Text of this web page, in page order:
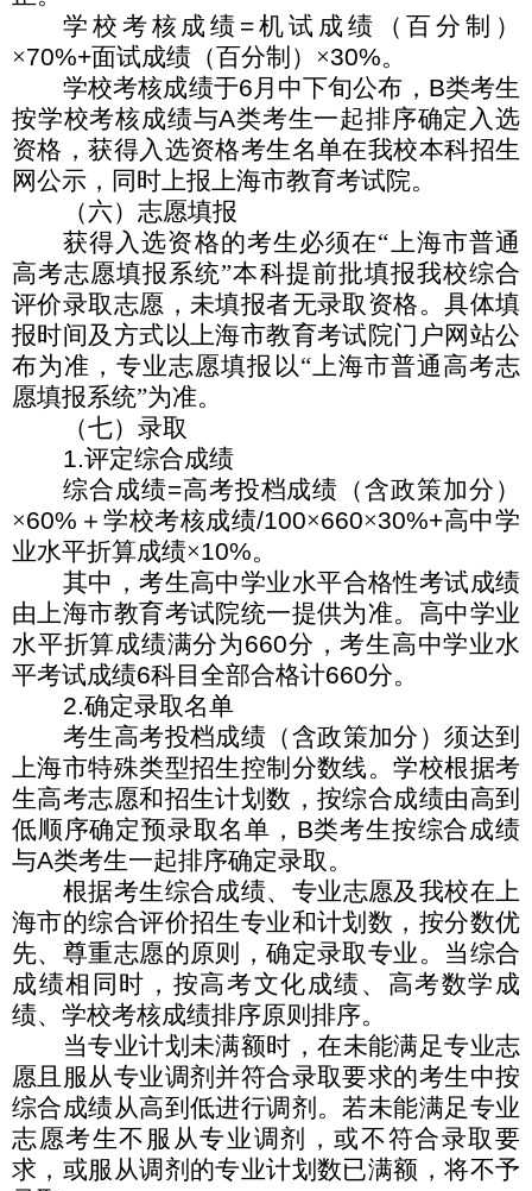
学校考核成绩 =机试成绩（百分制）
×70%+面试成绩（百分制）×30%。
学校考核成绩于6 月中下旬公布， B类考生
按学校考核成绩与A类考生一起排序确定入选
资格，获得入选资格考生名单在我校本科招生
网公示，同时上报上海市教育考试院。
（六）志愿填报
获得入选资格的考生必须在“上海市普通
高考志愿填报系统”本科提前批填报我校综合
评价录取志愿，未填报者无录取资格。具体填
报时间及方式以上海市教育考试院门户网站公
布为准，专业志愿填报以“上海市普通高考志
愿填报系统”为准。
（七）录取
1.评定综合成绩
综合成绩=高考投档成绩（含政策加分）
×60% ＋学校考核成绩/100×660×30%+高中学
业水平折算成绩×10%。
其中，考生高中学业水平合格性考试成绩
由上海市教育考试院统一提供为准。高中学业
水平折算成绩满分为660分，考生高中学业水
平考试成绩6科目全部合格计660分。
2.确定录取名单
考生高考投档成绩（含政策加分）须达到
上海市特殊类型招生控制分数线。学校根据考
生高考志愿和招生计划数，按综合成绩由高到
低顺序确定预录取名单， B类考生按综合成绩
与A类考生一起排序确定录取。
根据考生综合成绩、专业志愿及我校在上
海市的综合评价招生专业和计划数，按分数优
先、尊重志愿的原则，确定录取专业。当综合
成绩相同时，按高考文化成绩、高考数学成
绩、学校考核成绩排序原则排序。
当专业计划未满额时，在未能满足专业志
愿且服从专业调剂并符合录取要求的考生中按
综合成绩从高到低进行调剂。若未能满足专业
志愿考生不服从专业调剂，或不符合录取要
求，或服从调剂的专业计划数已满额，将不予